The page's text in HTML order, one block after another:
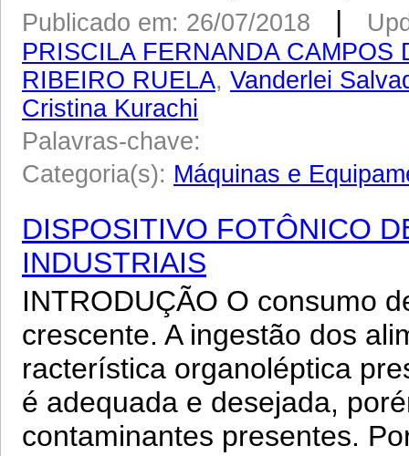
Publicado em: 26/07/2018 |
PRISCILA FERNANDA CAMPOS
RIBEIRO RUELA, Vanderlei
Cristina Kurachi
Palavras-chave:
Categoria(s): Máquinas e
DISPOSITIVO FOTÔNICO
INDUSTRIAIS
INTRODUÇÃO O consumo
crescente. A ingestão dos
racterística organoléptica
é adequada e desejada,
contaminantes presentes.